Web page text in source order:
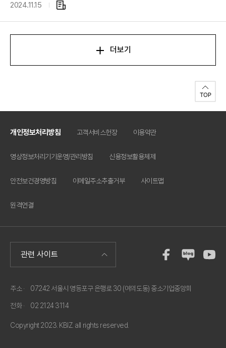
2024.11.15
첨
더보기
개인정보처리방침 고객서비스헌장 이용약관
영상정보처리기기운영/관리방침 신용정보활용체제
안전보건경영방침 이메일주소추출거부 사이트맵
원격연결
주소 · 07242 서울시 영등포구 은행로 30 (여의도동) 중소기업중앙회
전화 · 02 2124 3114
Copyright 2023. KBIZ. all rights reserved.